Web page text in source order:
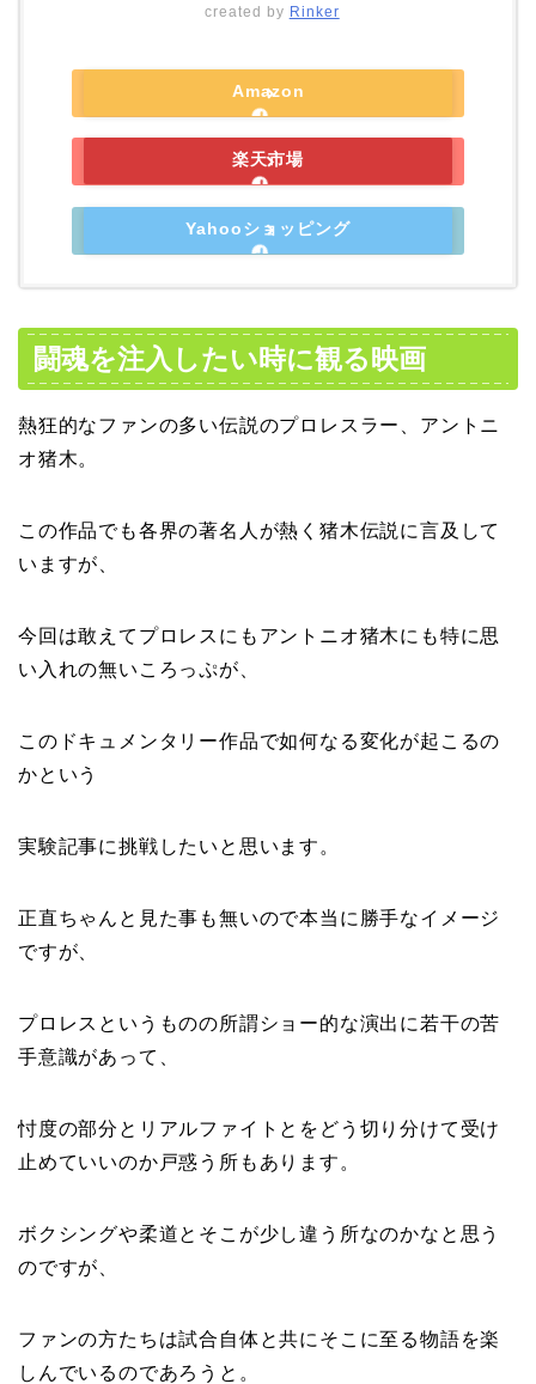
created by Rinker
Amazon
楽天市場
Yahooショッピング
闘魂を注入したい時に観る映画
熱狂的なファンの多い伝説のプロレスラー、アントニ
オ猪木。
この作品でも各界の著名人が熱く猪木伝説に言及して
いますが、
今回は敢えてプロレスにもアントニオ猪木にも特に思
い入れの無いころっぷが、
このドキュメンタリー作品で如何なる変化が起こるの
かという
実験記事に挑戦したいと思います。
正直ちゃんと見た事も無いので本当に勝手なイメージ
ですが、
プロレスというものの所謂ショー的な演出に若干の苦
手意識があって、
忖度の部分とリアルファイトとをどう切り分けて受け
止めていいのか戸惑う所もあります。
ボクシングや柔道とそこが少し違う所なのかなと思う
のですが、
ファンの方たちは試合自体と共にそこに至る物語を楽
しんでいるのであろうと。